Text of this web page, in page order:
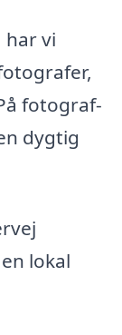
vi
fotograf-
dygtig
lokal